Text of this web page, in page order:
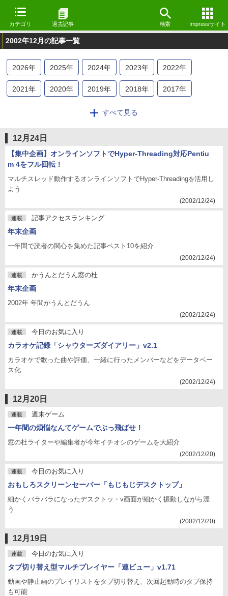
カテゴリ 過去記事 検索 Impressサイト
2002年12月の記事一覧
2026年 2025年 2024年 2023年 2022年
2021年 2020年 2019年 2018年 2017年
2014年 2013
2006年 2005年 2004年 2003年 2002年
2000 年 1999 年 1998年
すべて見る
12月24日
【集中企画】オンラインソフトでHyper-Threading対応Pentiu
m 4をフル回転！
マルチスレッド動作するオンラインソフトでHyper-Threadingを活用し
よう
(2002/12/24)
連載 記事アクセスランキング
年末企画
一年間で読者の関心を集めた記事ベスト10を紹介
(2002/12/24)
連載 かうんとだうん窓の杜
年末企画
2002年 年間かうんとだうん
(2002/12/24)
連載 今日のお気に入り
カラオケ記録「シャウターズダイアリー」v2.1
カラオケで歌った曲や評価、一緒に行ったメンバーなどをデータベー
ス化
(2002/12/24)
12月20日
連載 週末ゲーム
一年間の煩悩なんてゲームでぶっ飛ばせ！
窓の杜ライターや編集者が今年イチオシのゲームを大紹介
(2002/12/20)
連載 今日のお気に入り
おもしろスクリーンセーバー「もじもじデスクトップ」
細かくバラバラになったデスクトッ・v画面が細かく振動しながら漂
う
(2002/12/20)
12月19日
連載 今日のお気に入り
タブ切り替え型マルチプレイヤー「連ビュー」v1.71
動画や静止画のプレイリストをタブ切り替え、次回起動時のタブ保持
も可能